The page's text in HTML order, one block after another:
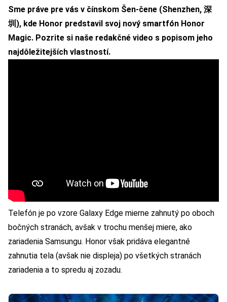
Sme práve pre vás v čínskom Šen-čene (Shenzhen, 深
圳 ), kde Honor predstavil svoj nový smartfón Honor
Magic. Pozrite si naše redakčné video s popisom jeho
najdôležitejších vlastností.
Telefón je po vzore Galaxy Edge mierne zahnutý po oboch
bočných stranách, avšak v trochu menšej miere, ako
zariadenia Samsungu. Honor však pridáva elegantné
zahnutia tela (avšak nie displeja) po všetkých stranách
zariadenia a to spredu aj zozadu.